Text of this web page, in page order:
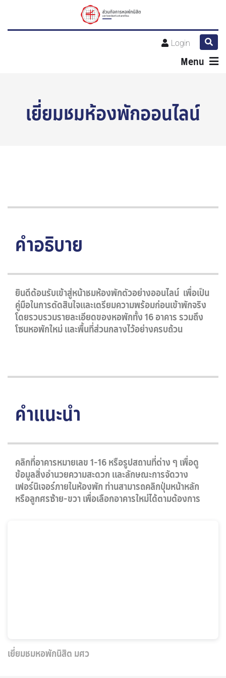
Login
Menu
เยี่ยมชมห้องพักออนไลน์
คำอธิบาย
ยินดีต้อนรับเข้าสู่หน้าชมห้องพักตัวอย่างออนไลน์ เพื่อเป็น
คู่มือในการตัดสินใจและเตรียมความพร้อมก่อนเข้าพักจริง
โดยรวบรวมรายละเอียดของหอพักทั้ง 16 อาคาร รวมถึง
โซนหอพักใหม่ และพื้นที่ส่วนกลางไว้อย่างครบถ้วน
คำแนะนำ
คลิกที่อาคารหมายเลข 1-16 หรือรูปสถานที่ต่าง ๆ เพื่อดู
ข้อมูลสิ่งอำนวยความสะดวก และลักษณะการจัดวาง
เฟอร์นิเจอร์ภายในห้องพัก ท่านสามารถคลิกปุ่มหน้าหลัก
หรือลูกศรซ้าย-ขวา เพื่อเลือกอาคารใหม่ได้ตามต้องการ
เยี่ยมชมหอพักนิสิต มศว